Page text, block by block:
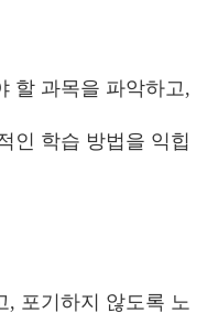
할 과목을 파악하고,
인 학습 방법을 익힙
포기하지 않도록 노